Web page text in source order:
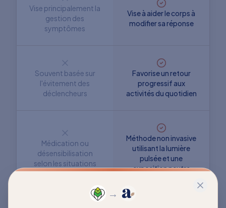
→
Vise principalement la
gestion des
symptômes
Vise à aider le corps à
modifier sa réponse
Souvent basée sur
l'évitement des
déclencheurs
Favorise un retour
progressif aux
activités du quotidien
Médication ou
désensibilisation
selon les situations
Méthode non invasive
utilisant la lumière
pulsée et une
exposition neutre